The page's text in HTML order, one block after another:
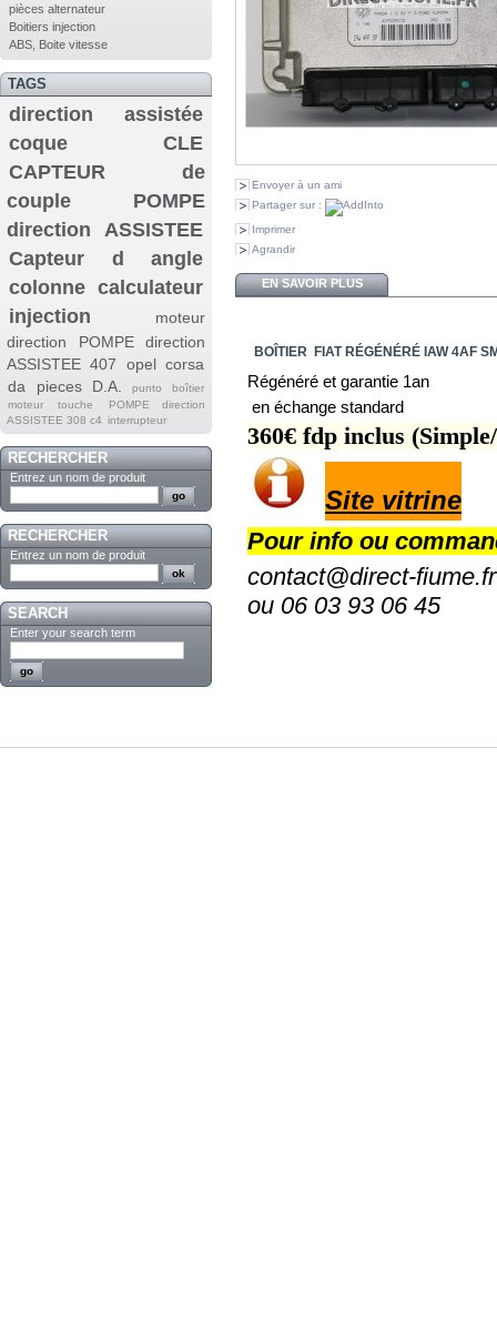
pièces alternateur
Boitiers injection
ABS, Boite vitesse
TAGS
direction assistée
coque CLE
CAPTEUR de
couple
POMPE
direction ASSISTEE
Capteur d angle
colonne calculateur
injection
moteur
direction
POMPE direction
ASSISTEE 407
opel corsa
da
pieces D.A. punto
boîtier
moteur
touche
POMPE direction
ASSISTEE 308 c4 interrupteur
RECHERCHER
Entrez un nom de produit
RECHERCHER
Entrez un nom de produit
SEARCH
Enter your search term
Envoyer à un ami
Partager sur :
Imprimer
Agrandir
EN SAVOIR PLUS
BOÎTIER FIAT RÉGÉNÉRÉ IAW 4AF
Régénéré et garantie 1an
en échange standard
360€ fdp inclus
Site vitrine
Pour info ou
contact@direct-fiume.fr
ou 06 03 93 06 45